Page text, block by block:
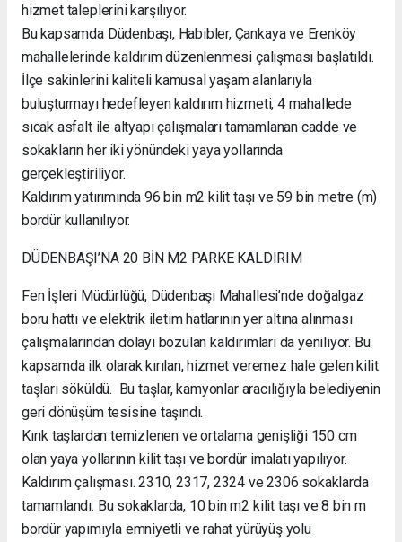
hizmet taleplerini karşılıyor.
Bu kapsamda Düdenbaşı, Habibler, Çankaya ve Erenköy
mahallelerinde kaldırım düzenlenmesi çalışması başlatıldı.
İlçe sakinlerini kaliteli kamusal yaşam alanlarıyla
buluşturmayı hedefleyen kaldırım hizmeti, 4 mahallede
sıcak asfalt ile altyapı çalışmaları tamamlanan cadde ve
sokakların her iki yönündeki yaya yollarında
gerçekleştiriliyor.
Kaldırım yatırımında 96 bin m2 kilit taşı ve 59 bin metre (m)
bordür kullanılıyor.
DÜDENBAŞI’NA 20 BİN M2 PARKE KALDIRIM
Fen İşleri Müdürlüğü, Düdenbaşı Mahallesi’nde doğalgaz
boru hattı ve elektrik iletim hatlarının yer altına alınması
çalışmalarından dolayı bozulan kaldırımları da yeniliyor. Bu
kapsamda ilk olarak kırılan, hizmet veremez hale gelen kilit
taşları söküldü. Bu taşlar, kamyonlar aracılığıyla belediyenin
geri dönüşüm tesisine taşındı.
Kırık taşlardan temizlenen ve ortalama genişliği 150 cm
olan yaya yollarının kilit taşı ve bordür imalatı yapılıyor.
Kaldırım çalışması. 2310, 2317, 2324 ve 2306 sokaklarda
tamamlandı. Bu sokaklarda, 10 bin m2 kilit taşı ve 8 bin m
bordür yapımıyla emniyetli ve rahat yürüyüş yolu